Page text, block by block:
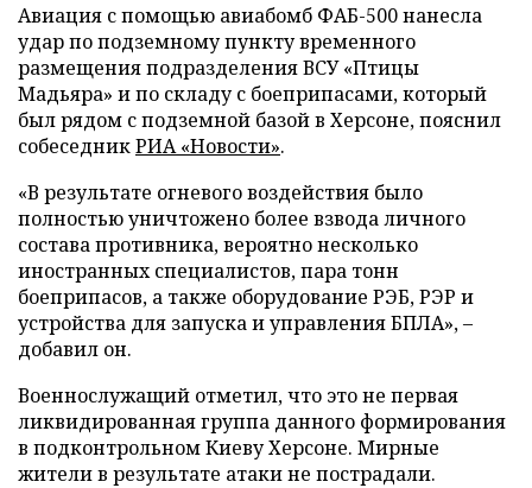
Авиация с помощью авиабомб ФАБ-500 нанесла
удар по подземному пункту временного
размещения подразделения ВСУ «Птицы
Мадьяра» и по складу с боеприпасами, который
был рядом с подземной базой в Херсоне, пояснил
собеседникРИА «Новости».
«В результате огневого воздействия было
полностью уничтожено более взвода личного
состава противника, вероятно несколько
иностранных специалистов, пара тонн
боеприпасов, а также оборудование РЭБ, РЭР и
устройства для запуска и управления БПЛА», –
добавил он.
Военнослужащий отметил, что это не первая
ликвидированная группа данного формирования
в подконтрольном Киеву Херсоне. Мирные
жители в результате атаки не пострадали.